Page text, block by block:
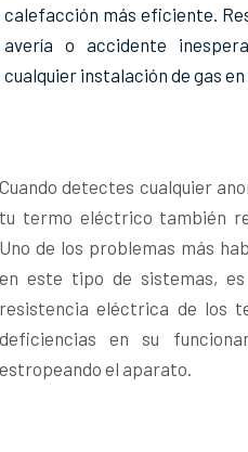
calefacción más eficiente.
avería o accidente
cualquier instalación de gas
Cuando detectes cualquier
tu termo eléctrico también
Uno de los problemas más
en este tipo de sistemas,
resistencia eléctrica de los
deficiencias en su
estropeando el aparato.